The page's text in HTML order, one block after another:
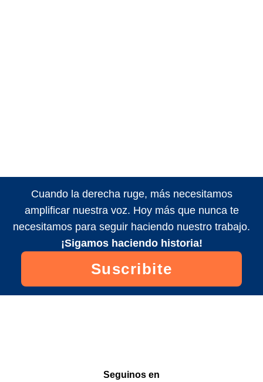
Cuando la derecha ruge, más necesitamos
amplificar nuestra voz. Hoy más que nunca te
necesitamos para seguir haciendo nuestro trabajo.
¡Sigamos haciendo historia!
Suscribite
Seguinos en